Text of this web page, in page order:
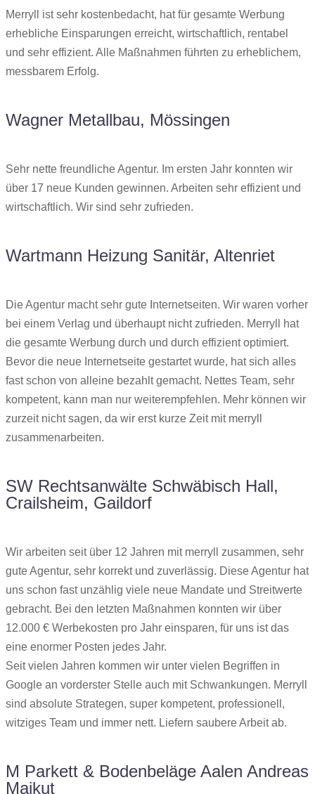
Merryll ist sehr kostenbedacht, hat für gesamte Werbung
erhebliche Einsparungen erreicht, wirtschaftlich, rentabel
und sehr effizient. Alle Maßnahmen führten zu erheblichem,
messbarem Erfolg.
Wagner Metallbau, Mössingen
Sehr nette freundliche Agentur. Im ersten Jahr konnten wir
über 17 neue Kunden gewinnen. Arbeiten sehr effizient und
wirtschaftlich. Wir sind sehr zufrieden.
Wartmann Heizung Sanitär, Altenriet
Die Agentur macht sehr gute Internetseiten. Wir waren vorher
bei einem Verlag und überhaupt nicht zufrieden. Merryll hat
die gesamte Werbung durch und durch effizient optimiert.
Bevor die neue Internetseite gestartet wurde, hat sich alles
fast schon von alleine bezahlt gemacht. Nettes Team, sehr
kompetent, kann man nur weiterempfehlen. Mehr können wir
zurzeit nicht sagen, da wir erst kurze Zeit mit merryll
zusammenarbeiten.
SW Rechtsanwälte Schwäbisch Hall,
Crailsheim, Gaildorf
Wir arbeiten seit über 12 Jahren mit merryll zusammen, sehr
gute Agentur, sehr korrekt und zuverlässig. Diese Agentur hat
uns schon fast unzählig viele neue Mandate und Streitwerte
gebracht. Bei den letzten Maßnahmen konnten wir über
12.000 € Werbekosten pro Jahr einsparen, für uns ist das
eine enormer Posten jedes Jahr.
Seit vielen Jahren kommen wir unter vielen Begriffen in
Google an vorderster Stelle auch mit Schwankungen. Merryll
sind absolute Strategen, super kompetent, professionell,
witziges Team und immer nett. Liefern saubere Arbeit ab.
M Parkett & Bodenbeläge Aalen Andreas
Majkut